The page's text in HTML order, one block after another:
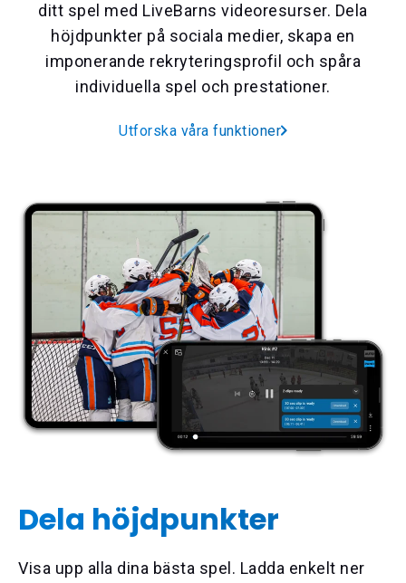
ditt spel med LiveBarns videoresurser. Dela
höjdpunkter på sociala medier, skapa en
imponerande rekryteringsprofil och spåra
individuella spel och prestationer.
Utforska våra funktioner
Dela höjdpunkter
Visa upp alla dina bästa spel. Ladda enkelt ner